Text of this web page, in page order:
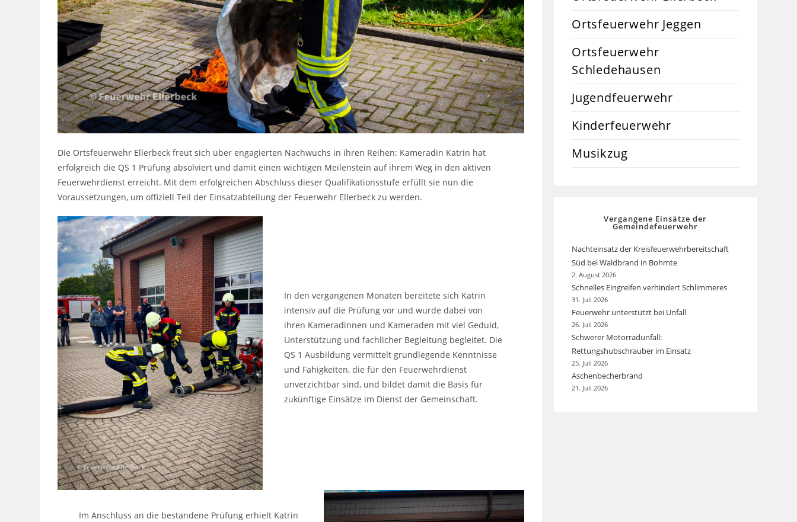
Die Ortsfeuerwehr Ellerbeck freut sich über engagierten Nachwuchs in ihren Reihen: Kameradin Katrin hat
erfolgreich die QS 1 Prüfung absolviert und damit einen wichtigen Meilenstein auf ihrem Weg in den aktiven
Feuerwehrdienst erreicht. Mit dem erfolgreichen Abschluss dieser Qualifikationsstufe erfüllt sie nun die
Voraussetzungen, um offiziell Teil der Einsatzabteilung der Feuerwehr Ellerbeck zu werden.
In den vergangenen Monaten bereitete sich Katrin
intensiv auf die Prüfung vor und wurde dabei von
ihren Kameradinnen und Kameraden mit viel Geduld,
Unterstützung und fachlicher Begleitung begleitet. Die
QS 1 Ausbildung vermittelt grundlegende Kenntnisse
und Fähigkeiten, die für den Feuerwehrdienst
unverzichtbar sind, und bildet damit die Basis für
zukünftige Einsätze im Dienst der Gemeinschaft.
Im Anschluss an die bestandene Prüfung erhielt Katrin
Ortsfeuerwehr Jeggen
Ortsfeuerwehr
Schledehausen
Jugendfeuerwehr
Kinderfeuerwehr
Musikzug
Vergangene Einsätze der
Gemeindefeuerwehr
Nachteinsatz der Kreisfeuerwehrbereitschaft
Süd bei Waldbrand in Bohmte
2. August 2026
Schnelles Eingreifen verhindert Schlimmeres
31. Juli 2026
Feuerwehr unterstützt bei Unfall
26. Juli 2026
Schwerer Motorradunfall:
Rettungshubschrauber im Einsatz
25. Juli 2026
Aschenbecherbrand
21. Juli 2026